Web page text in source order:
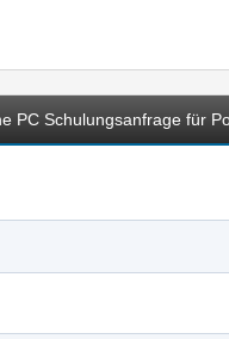
PC Schulungsanfrage für